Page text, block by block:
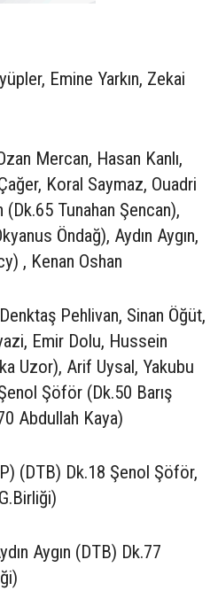
Emine Yarkın, Zekai
Mercan, Hasan Kanlı,
Koral Saymaz, Ouadri
Tunahan Şencan),
Öndağ), Aydın Aygın,
, Kenan Oshan
Pehlivan, Sinan Öğüt,
Emir Dolu, Hussein
Uzor), Arif Uysal, Yakubu
Şöför (Dk.50 Barış
Abdullah Kaya)
(DTB) Dk.18 Şenol Şöför,
Aygın (DTB) Dk.77